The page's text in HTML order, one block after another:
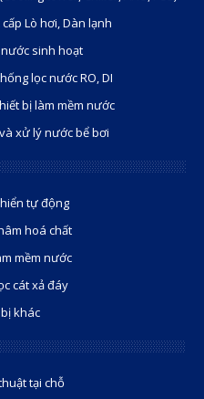
Lò hơi, Dàn lạnh
sinh hoạt
lọc nước RO, DI
bị làm mềm nước
xử lý nước bể bơi
tự động
hoá chất
mềm nước
cát xả đáy
khác
tại chỗ